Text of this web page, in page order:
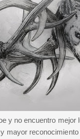
y no encuentro mejor
mayor